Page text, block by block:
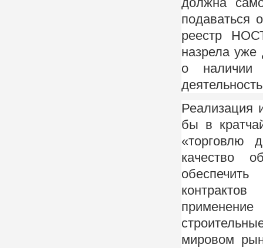
подаваться
реестр
назрела уже
о наличии
Реализация
бы в
«торговлю
качество
мировом